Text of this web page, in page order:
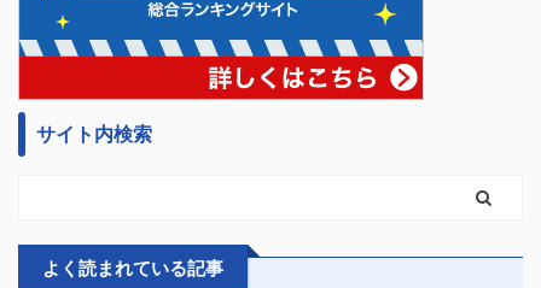
サイト内検索
よく読まれている記事